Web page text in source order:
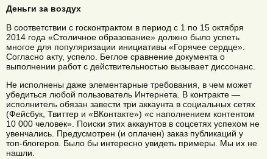
Деньги за воздух
В соответствии с госконтрактом в период с 1 по 15 октября
2014 года «Столичное образование» должно было успеть
многое для популяризации инициативы «Горячее сердце».
Согласно акту, успело. Беглое сравнение документа о
выполнении работ с действительностью вызывает диссонанс.
Не исполнены даже элементарные требования, в чем может
убедиться любой пользователь Интернета. В контракте —
исполнитель обязан завести три аккаунта в социальных сетях
(Фейсбук, Твиттер и «ВКонтакте») «с наполнением контентом
10 000 человек». Поиски этих аккаунтов в соцсетях успехом не
увенчались. Предусмотрен (и оплачен) заказ публикаций у
топ-блогеров. Было бы интересно увидеть примеры. Мы их не
нашли.